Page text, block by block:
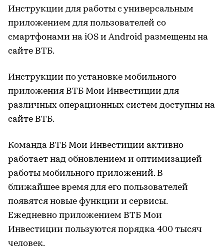
Инструкции для работы с универсальным
приложением для пользователей со
смартфонами на iOS и Android размещены на
сайте ВТБ.
Инструкции по установке мобильного
приложения ВТБ Мои Инвестиции для
различных операционных систем доступны на
сайте ВТБ.
Команда ВТБ Мои Инвестиции активно
работает над обновлением и оптимизацией
работы мобильного приложений. В
ближайшее время для его пользователей
появятся новые функции и сервисы.
Ежедневно приложением ВТБ Мои
Инвестиции пользуются порядка 400 тысяч
человек.